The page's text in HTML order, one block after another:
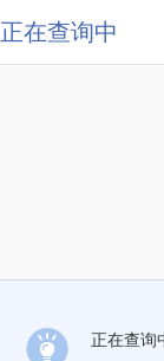
正在查询中
正在查询